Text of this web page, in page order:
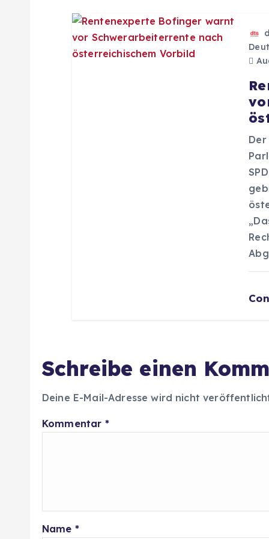
Schreibe einen
Deine E-Mail-Adresse wird nicht
Kommentar *
Name *